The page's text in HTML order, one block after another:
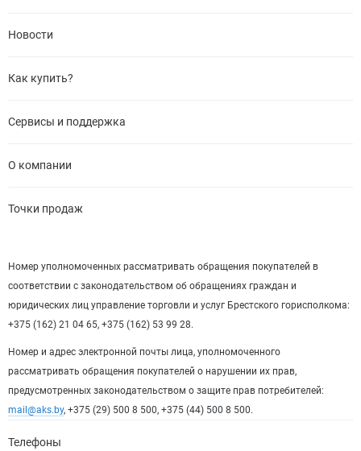
Новости
Как купить?
Сервисы и поддержка
О компании
Точки продаж
Номер уполномоченных рассматривать обращения покупателей в
соответствии с законодательством об обращениях граждан и
юридических лиц управление торговли и услуг Брестского горисполкома:
+375 (162) 21 04 65, +375 (162) 53 99 28.
Номер и адрес электронной почты лица, уполномоченного
рассматривать обращения покупателей о нарушении их прав,
предусмотренных законодательством о защите прав потребителей:
mail@aks.by, +375 (29) 500 8 500, +375 (44) 500 8 500.
Телефоны